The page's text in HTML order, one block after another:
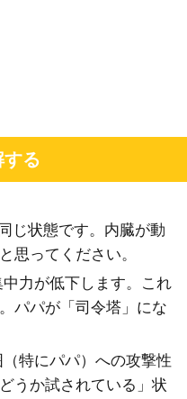
る
じ状態です。内臓が動
思ってください。
力が低下します。これ
パパが「司令塔」にな
特にパパ）への攻撃性
うか試されている」状